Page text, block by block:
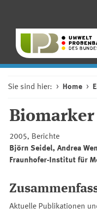
Sie sind hier: Home
2005, Berichte
Björn Seidel, Andrea
Fraunhofer-Institut für
Aktuelle Publikationen